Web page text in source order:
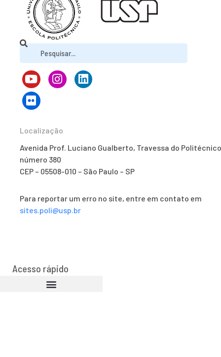
Localização
Avenida Prof. Luciano Gualberto, Travessa do
número 380
CEP – 05508-010 – São Paulo – SP
Para reportar um erro no site, entre em contato em
sites.poli@usp.br
Acesso rápido